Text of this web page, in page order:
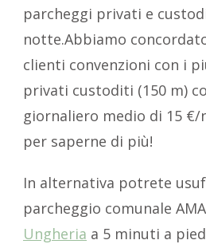
parcheggi privati e
notte.Abbiamo
clienti convenzioni con i
privati custoditi (150 m)
giornaliero medio di 15
per saperne di più!
In alternativa potrete
parcheggio comunale
Ungheria a 5 minuti a